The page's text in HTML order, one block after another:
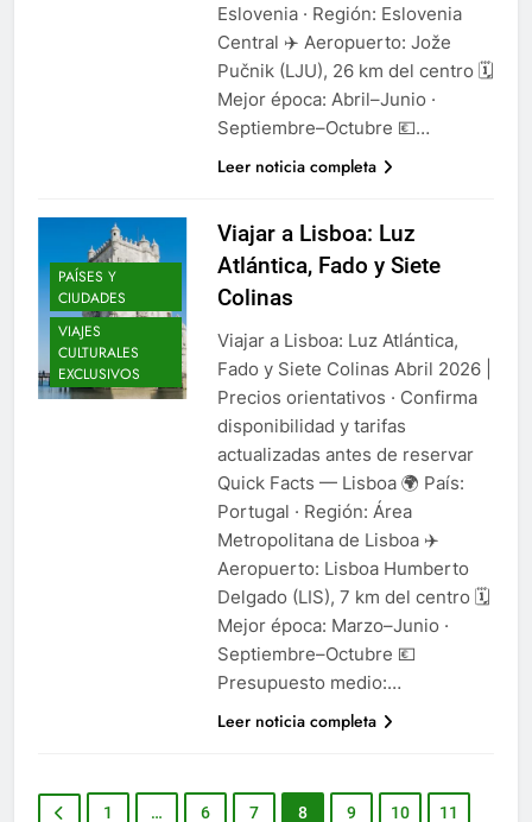
Eslovenia · Región: Eslovenia
Central ✈️ Aeropuerto: Jože
Pučnik (LJU), 26 km del centro 🗓️
Mejor época: Abril–Junio ·
Septiembre–Octubre 💶…
Leer noticia completa
PAÍSES Y
CIUDADES
VIAJES
CULTURALES
EXCLUSIVOS
Viajar a Lisboa: Luz
Atlántica, Fado y Siete
Colinas
Viajar a Lisboa: Luz Atlántica,
Fado y Siete Colinas Abril 2026 |
Precios orientativos · Confirma
disponibilidad y tarifas
actualizadas antes de reservar
Quick Facts — Lisboa 🌍 País:
Portugal · Región: Área
Metropolitana de Lisboa ✈️
Aeropuerto: Lisboa Humberto
Delgado (LIS), 7 km del centro 🗓️
Mejor época: Marzo–Junio ·
Septiembre–Octubre 💶
Presupuesto medio:…
Leer noticia completa
1 … 6 7 8 9 10 11